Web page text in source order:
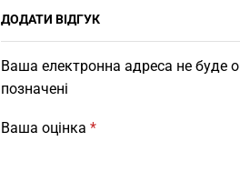
ДОДАТИ ВІДГУК
Ваша електронна адреса не буде
позначені
Ваша оцінка *